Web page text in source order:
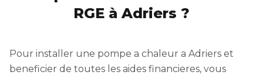
RGE à Adriers ?
Pour installer une pompe a chaleur a Adriers et
beneficier de toutes les aides financieres, vous